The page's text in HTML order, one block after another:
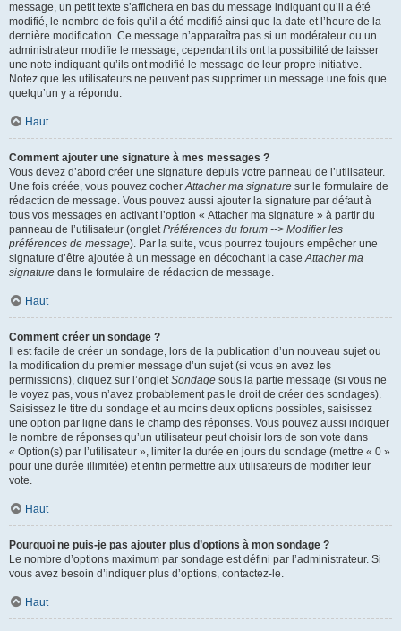
message, un petit texte s’affichera en bas du message indiquant qu’il a été
modifié, le nombre de fois qu’il a été modifié ainsi que la date et l’heure de la
dernière modification. Ce message n’apparaîtra pas si un modérateur ou un
administrateur modifie le message, cependant ils ont la possibilité de laisser
une note indiquant qu’ils ont modifié le message de leur propre initiative.
Notez que les utilisateurs ne peuvent pas supprimer un message une fois que
quelqu’un y a répondu.
Haut
Comment ajouter une signature à mes messages ?
Vous devez d’abord créer une signature depuis votre panneau de l’utilisateur.
Une fois créée, vous pouvez cocherAttacher ma signature sur le formulaire de
rédaction de message. Vous pouvez aussi ajouter la signature par défaut à
tous vos messages en activant l’option « Attacher ma signature » à partir du
panneau de l’utilisateur (ongletPréférences du forum --> Modifier les
préférences de message). Par la suite, vous pourrez toujours empêcher une
signature d’être ajoutée à un message en décochant la caseAttacher ma
signature dans le formulaire de rédaction de message.
Haut
Comment créer un sondage ?
Il est facile de créer un sondage, lors de la publication d’un nouveau sujet ou
la modification du premier message d’un sujet (si vous en avez les
permissions), cliquez sur l’ongletSondage sous la partie message (si vous ne
le voyez pas, vous n’avez probablement pas le droit de créer des sondages).
Saisissez le titre du sondage et au moins deux options possibles, saisissez
une option par ligne dans le champ des réponses. Vous pouvez aussi indiquer
le nombre de réponses qu’un utilisateur peut choisir lors de son vote dans
« Option(s) par l’utilisateur », limiter la durée en jours du sondage (mettre « 0 »
pour une durée illimitée) et enfin permettre aux utilisateurs de modifier leur
vote.
Haut
Pourquoi ne puis-je pas ajouter plus d’options à mon sondage ?
Le nombre d’options maximum par sondage est défini par l’administrateur. Si
vous avez besoin d’indiquer plus d’options, contactez-le.
Haut